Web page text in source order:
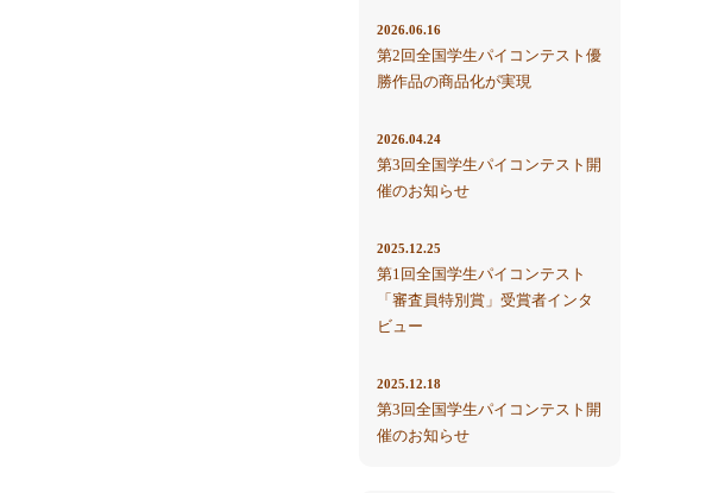
2026.06.16
第2回全国学生パイコンテスト優
勝作品の商品化が実現
2026.04.24
第3回全国学生パイコンテスト開
催のお知らせ
2025.12.25
第1回全国学生パイコンテスト
「審査員特別賞」受賞者インタ
ビュー
2025.12.18
第3回全国学生パイコンテスト開
催のお知らせ